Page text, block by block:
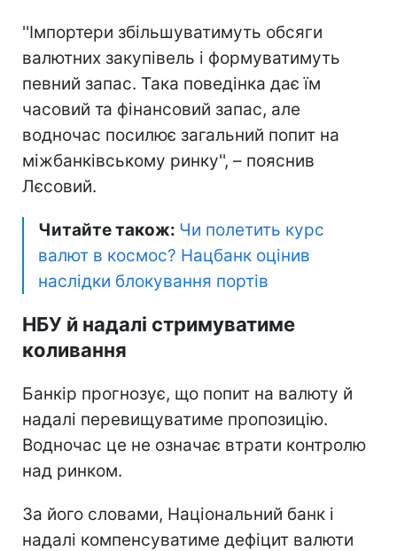
''Імпортери збільшуватимуть обсяги
валютних закупівель і формуватимуть
певний запас. Така поведінка дає їм
часовий та фінансовий запас, але
водночас посилює загальний попит на
міжбанківському ринку'', – пояснив
Лєсовий.
Читайте також: Чи полетить курс
валют в космос? Нацбанк оцінив
наслідки блокування портів
НБУ й надалі стримуватиме
коливання
Банкір прогнозує, що попит на валюту й
надалі перевищуватиме пропозицію.
Водночас це не означає втрати контролю
над ринком.
За його словами, Національний банк і
надалі компенсуватиме дефіцит валюти